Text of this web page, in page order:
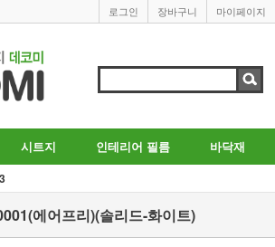
마이페이지
장바구니
로그인
시트지 인테리어 필름 바닥재
에어프리)(솔리드-화이트)